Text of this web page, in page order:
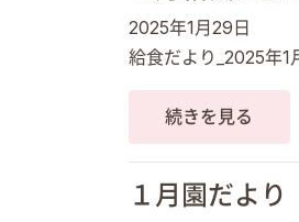
2025年1月29日
給食だより_2025年1
続きを見る
１月園だより